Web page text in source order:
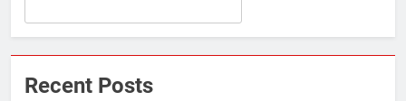
Recent Posts